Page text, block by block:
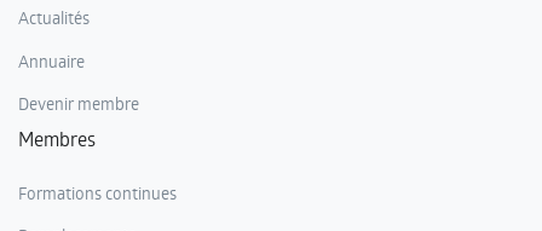
Actualités
Annuaire
Devenir membre
Membres
Formations continues